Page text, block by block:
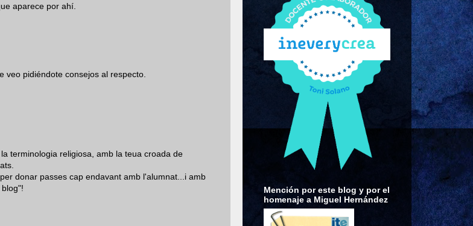
aparece por ahí.
veo pidiéndote consejos al respecto.
terminologia religiosa, amb la teua croada de
donar passes cap endavant amb l'alumnat...i amb
Mención por este blog y por el
homenaje a Miguel Hernández